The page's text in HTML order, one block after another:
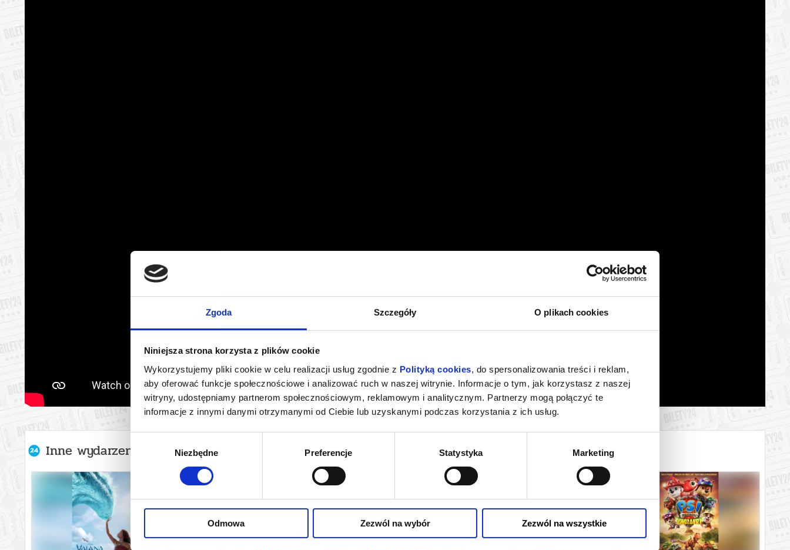
Zgoda Szczegóły O plikach cookies
Niniejsza strona korzysta z plików cookie
Wykorzystujemy pliki cookie w celu realizacji usług zgodnie z Polityką cookies, do spersonalizowania treści i reklam,
aby oferować funkcje społecznościowe i analizować ruch w naszej witrynie. Informacje o tym, jak korzystasz z naszej
witryny, udostępniamy partnerom społecznościowym, reklamowym i analitycznym. Partnerzy mogą połączyć te
informacje z innymi danymi otrzymanymi od Ciebie lub uzyskanymi podczas korzystania z ich usług.
zgody
Niezbędne Preferencje Statystyka Marketing
Odmowa Zezwól na wybór Zezwól na wszystkie
Inne wydarzenia organizatora